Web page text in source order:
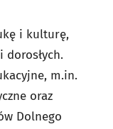
i kulturę,
m.in.
oraz
Dolnego